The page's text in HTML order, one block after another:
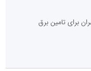
برای تامین برق